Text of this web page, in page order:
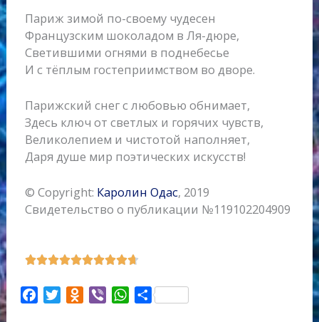
Париж зимой по-своему чудесен
Французским шоколадом в Ля-дюре,
Светившими огнями в поднебесье
И с тёплым гостеприимством во дворе.
Парижский снег с любовью обнимает,
Здесь ключ от светлых и горячих чувств,
Великолепием и чистотой наполняет,
Даря душе мир поэтических искусств!
© Copyright: Каролин Одас, 2019
Свидетельство о публикации №119102204909

е
O
W
О